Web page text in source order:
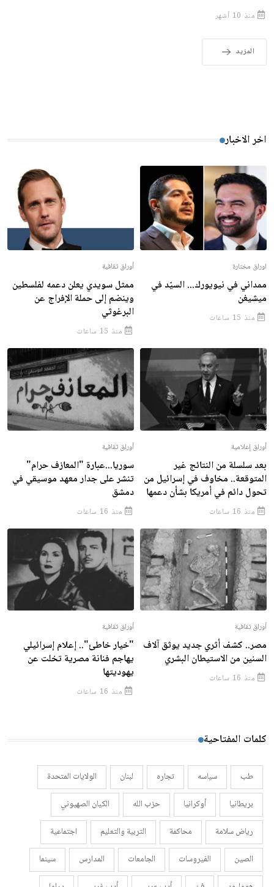
منذ 10 أشهر
المزيد
اخر الاخبار
اوراق مختارة
ممداني في نيويورك... السيّد في
ميشيغن
منذ 15 ساعات
أوراق ثقافية
ممثل سويدي يعلن دعمه لفلسطين
وينضم إلى حملة الإفراج عن
البرغوثي
منذ 15 ساعات
أوراق إعلامية
بعد سلسلة من النتائج غير
المتوقعة.. مخاوف في إسرائيل من
تحول دائم في أمريكا بشأن دعمها
منذ 16 ساعات
أوراق ثقافية
سوريا...عبارة "المعازف حرام"
تنشر على جدار معهد موسيقي في
دمشق
منذ 16 ساعات
أوراق ثقافية
مصر.. كشف أثري جديد يوثق آلاف
السنين من الاستيطان البشري
منذ 16 ساعات
أوراق ثقافية
"خيار خاطئ".. إعلام إسرائيلي
يهاجم فنانة مصرية تخلت عن
يهوديتها
منذ 16 ساعات
كلمات المفتاحية
طب سياسه تجاره لبنان
الولايات المتحدة
بريطانيا
أوكرانيا حزب الله
الكيان الصهيوني
رياض سلامة
محاكمة التربية والتعليم
اجتماعية
الصين
الفيروسات الجامعات المدارس
سينما